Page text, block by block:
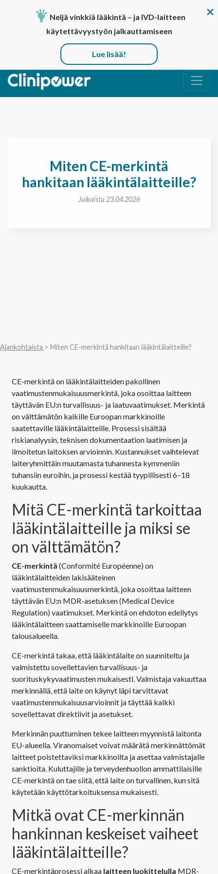
Päävalikko
Miten CE-merkintä
hankitaan lääkintälaitteille?
Julkaistu 23.04.2026
Ajankohtaista > Miten CE-merkintä hankitaan lääkintälaitteille?
CE-merkintä on lääkintälaitteiden pakollinen
vaatimustenmukaisuusmerkintä, joka osoittaa laitteen
täyttävän EU:n turvallisuus- ja laatuvaatimukset. Merkintä
on välttämätön kaikille Euroopan markkinoille
saatettaville lääkintälaitteille. Prosessi sisältää
riskianalyysin, teknisen dokumentaation laatimisen ja
ilmoitetun laitoksen arvioinnin. Kustannukset vaihtelevat
laiteryhmittäin muutamasta tuhannesta kymmeniin
tuhansiin euroihin, ja prosessi kestää tyypillisesti 6–18
kuukautta.
Mitä CE-merkintä tarkoittaa
lääkintälaitteille ja miksi se
on välttämätön?
CE-merkintä (Conformité Européenne) on
lääkintälaitteiden lakisääteinen
vaatimustenmukaisuusmerkintä, joka osoittaa laitteen
täyttävän EU:n MDR-asetuksen (Medical Device
Regulation) vaatimukset. Merkintä on ehdoton edellytys
lääkintälaitteen saattamiselle markkinoille Euroopan
talousalueella.
CE-merkintä takaa, että lääkintälaite on suunniteltu ja
valmistettu sovellettavien turvallisuus- ja
suorituskykyvaatimusten mukaisesti. Valmistaja vakuuttaa
merkinnällä, että laite on käynyt läpi tarvittavat
vaatimustenmukaisuusarvioinnit ja täyttää kaikki
sovellettavat direktiivit ja asetukset.
Merkinnän puuttuminen tekee laitteen myynnistä laitonta
EU-alueella. Viranomaiset voivat määrätä merkinnättömät
laitteet poistettaviksi markkinoilta ja asettaa valmistajalle
sanktioita. Kuluttajille ja terveydenhuollon ammattilaisille
CE-merkintä on tae siitä, että laite on turvallinen, kun sitä
käytetään käyttötarkoituksensa mukaisesti.
Mitkä ovat CE-merkinnän
hankinnan keskeiset vaiheet
lääkintälaitteille?
CE-merkintäprosessi alkaa laitteen luokittelulla MDR-
Neljä vinkkiä lääkintä – ja IVD-laitteen
käytettävyystyön jalkauttamiseen
Lue lisää!